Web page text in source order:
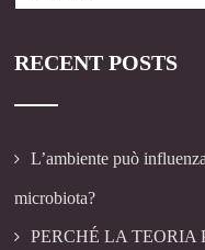
RECENT POSTS
L’ambiente può
microbiota?
PERCHÉ LA TEORIA